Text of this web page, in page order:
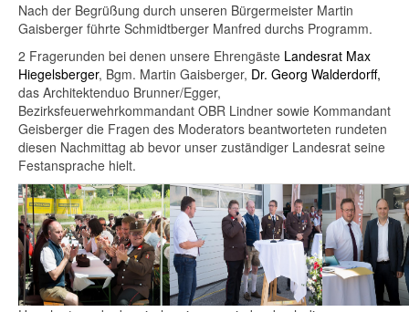
Nach der Begrüßung durch unseren Bürgermeister Martin
Gaisberger führte Schmidtberger Manfred durchs Programm.
2 Fragerunden bei denen unsere Ehrengäste Landesrat Max
Hiegelsberger, Bgm. Martin Gaisberger, Dr. Georg Walderdorff,
das Architektenduo Brunner/Egger,
Bezirksfeuerwehrkommandant OBR Lindner sowie Kommandant
Geisberger die Fragen des Moderators beantworteten rundeten
diesen Nachmittag ab bevor unser zuständiger Landesrat seine
Festansprache hielt.